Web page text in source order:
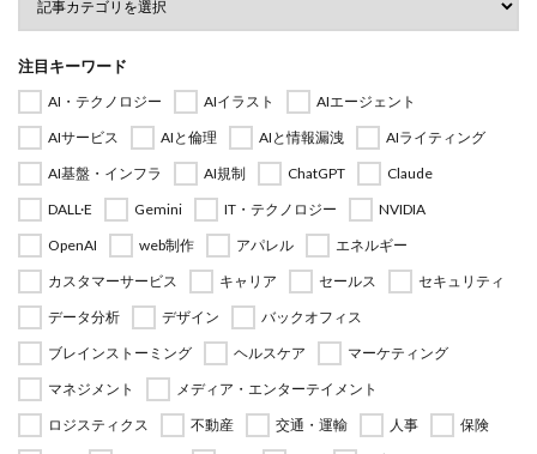
注目キーワード
AI・テクノロジー AIイラスト
AIエージェント
AIサービス
AIと倫理 AIと情報漏洩
AIライティング
AI基盤・インフラ
AI規制 ChatGPT
Claude
DALL·E
Gemini IT・テクノロジー
NVIDIA
OpenAI
web制作 アパレル
エネルギー
カスタマーサービス
キャリア セールス
セキュリティ
データ分析
デザイン
バックオフィス
ブレインストーミング
ヘルスケア
マーケティング
マネジメント
メディア・エンターテイメント
ロジスティクス
不動産 交通・運輸 人事
保険